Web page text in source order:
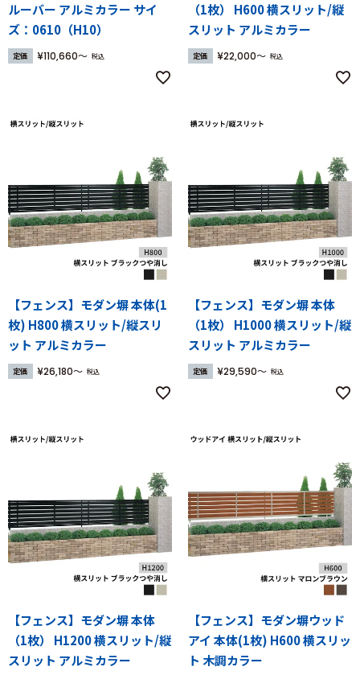
ルーバー アルミカラー サイ
ズ：0610（H10）
定価 ¥110,660 税込
（1枚） H600 横スリット/縦
スリット アルミカラー
定価 ¥22,000 税込
【フェンス】モダン塀 本体(1
枚) H800 横スリット/縦スリ
ット アルミカラー
定価 ¥26,180 税込
【フェンス】モダン塀 本体
（1枚） H1000 横スリット/縦
スリット アルミカラー
定価 ¥29,590 税込
【フェンス】モダン塀 本体
（1枚） H1200 横スリット/縦
スリット アルミカラー
【フェンス】モダン塀ウッド
アイ 本体(1枚) H600 横スリッ
ト 木調カラー